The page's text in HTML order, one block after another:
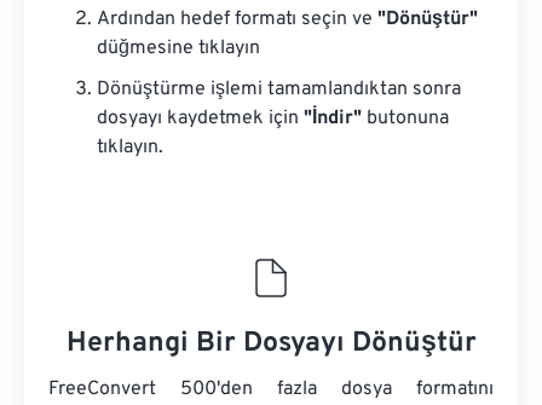
Ardından hedef formatı seçin ve "Dönüştür"
düğmesine tıklayın
Dönüştürme işlemi tamamlandıktan sonra
dosyayı kaydetmek için "İndir" butonuna
tıklayın.
Herhangi Bir Dosyayı Dönüştür
FreeConvert 500'den fazla dosya formatını